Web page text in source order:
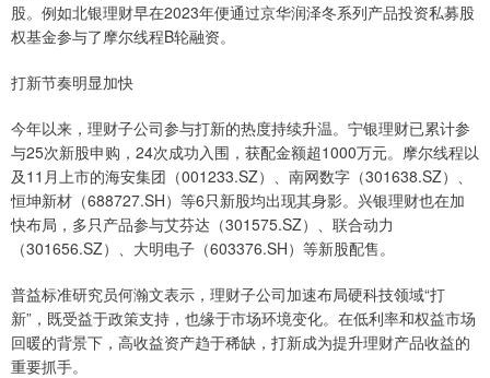
股。例如北银理财早在2023年便通过京华润泽冬系列产品投资私募股
权基金参与了摩尔线程B轮融资。
打新节奏明显加快
今年以来，理财子公司参与打新的热度持续升温。宁银理财已累计参
与25次新股申购，24次成功入围，获配金额超1000万元。摩尔线程以
及11月上市的海安集团（001233.SZ）、南网数字（301638.SZ）、
恒坤新材（688727.SH）等6只新股均出现其身影。兴银理财也在加
快布局，多只产品参与艾芬达（301575.SZ）、联合动力
（301656.SZ）、大明电子（603376.SH）等新股配售。
普益标准研究员何瀚文表示，理财子公司加速布局硬科技领域“打
新”，既受益于政策支持，也缘于市场环境变化。在低利率和权益市场
回暖的背景下，高收益资产趋于稀缺，打新成为提升理财产品收益的
重要抓手。